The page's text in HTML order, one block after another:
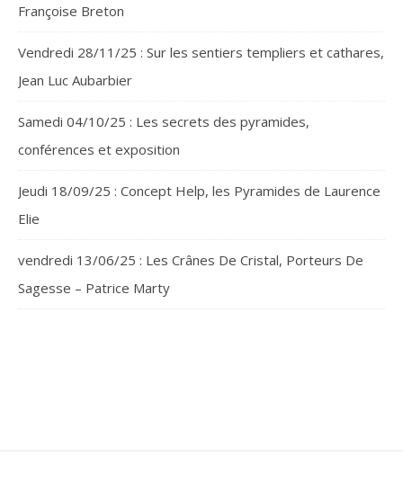
Françoise Breton
Vendredi 28/11/25 : Sur les sentiers templiers et cathares,
Jean Luc Aubarbier
Samedi 04/10/25 : Les secrets des pyramides,
conférences et exposition
Jeudi 18/09/25 : Concept Help, les Pyramides de Laurence
Elie
vendredi 13/06/25 : Les Crânes De Cristal, Porteurs De
Sagesse – Patrice Marty